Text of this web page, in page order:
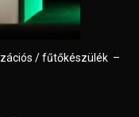
/ fűtőkészülék –